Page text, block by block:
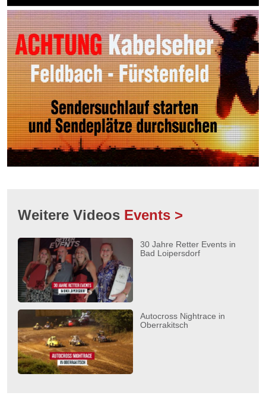
Weitere Videos Events >
30 Jahre Retter Events in
Bad Loipersdorf
Autocross Nightrace in
Oberrakitsch